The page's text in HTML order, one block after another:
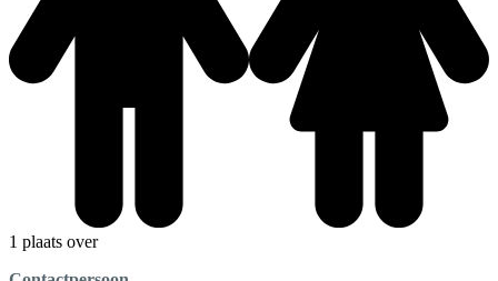
1 plaats over